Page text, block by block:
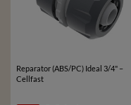
Reparator (ABS/PC) Ideal 3/4" –
Cellfast